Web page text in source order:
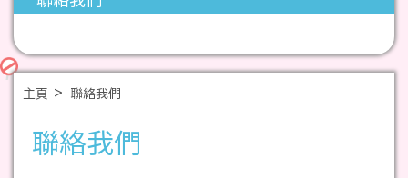
主頁 聯絡我們
聯絡我們